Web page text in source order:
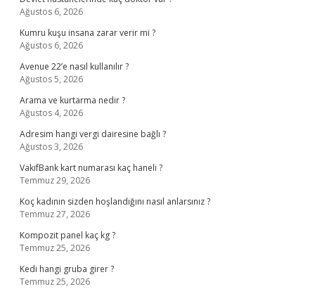
Ağustos 6, 2026
Kumru kuşu insana zarar verir mi ?
Ağustos 6, 2026
Avenue 22’e nasıl kullanılır ?
Ağustos 5, 2026
Arama ve kurtarma nedir ?
Ağustos 4, 2026
Adresim hangi vergi dairesine bağlı ?
Ağustos 3, 2026
VakıfBank kart numarası kaç haneli ?
Temmuz 29, 2026
Koç kadının sizden hoşlandığını nasıl anlarsınız ?
Temmuz 27, 2026
Kompozit panel kaç kg ?
Temmuz 25, 2026
Kedi hangi gruba girer ?
Temmuz 25, 2026